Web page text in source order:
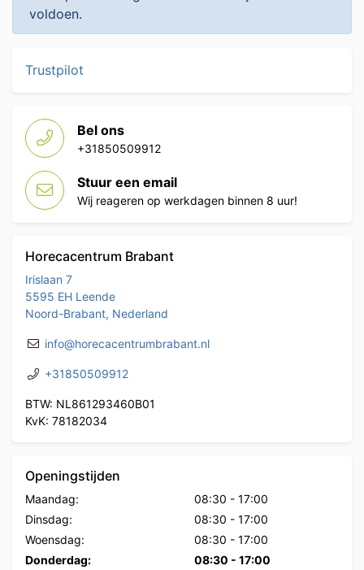
voldoen.
Trustpilot
Bel ons
+31850509912
Stuur een email
Wij reageren op werkdagen binnen 8 uur!
Horecacentrum Brabant
Irislaan 7
5595 EH Leende
Noord-Brabant, Nederland
info@horecacentrumbrabant.nl
+31850509912
BTW: NL861293460B01
KvK: 78182034
Openingstijden
Maandag: 08:30 - 17:00
Dinsdag:
08:30 - 17:00
Woensdag:
08:30 - 17:00
Donderdag:
08:30 - 17:00